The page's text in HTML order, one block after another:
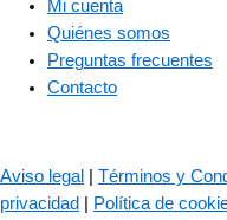
Mi cuenta
Quiénes somos
Preguntas frecuentes
Contacto
Aviso legal Términos y
privacidad
Política de